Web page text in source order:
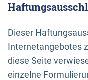
Dieser
Internetangebotes
diese Seite
einzelne